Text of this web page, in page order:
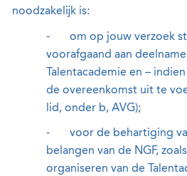
noodzakelijk is:
- om op jouw verzoek
voorafgaand aan deelname
Talentacademie en –
de overeenkomst uit te
lid, onder b, AVG);
- voor de behartiging
belangen van de NGF,
organiseren van de